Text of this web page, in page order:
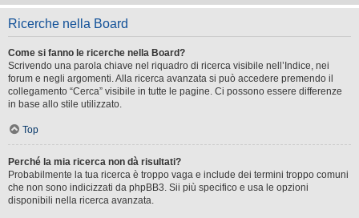
Ricerche nella Board
Come si fanno le ricerche nella Board?
Scrivendo una parola chiave nel riquadro di ricerca visibile nell’Indice, nei
forum e negli argomenti. Alla ricerca avanzata si può accedere premendo il
collegamento “Cerca” visibile in tutte le pagine. Ci possono essere differenze
in base allo stile utilizzato.
Top
Perché la mia ricerca non dà risultati?
Probabilmente la tua ricerca è troppo vaga e include dei termini troppo comuni
che non sono indicizzati da phpBB3. Sii più specifico e usa le opzioni
disponibili nella ricerca avanzata.